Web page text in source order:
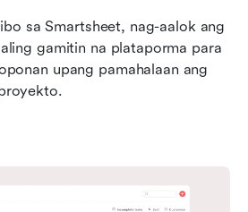
sa Smartsheet, nag-aalok ang
gamitin na plataporma para
upang pamahalaan ang